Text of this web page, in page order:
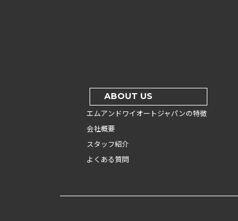
ABOUT US
エムアンドワイオートジャパンの特徴
会社概要
スタッフ紹介
よくある質問